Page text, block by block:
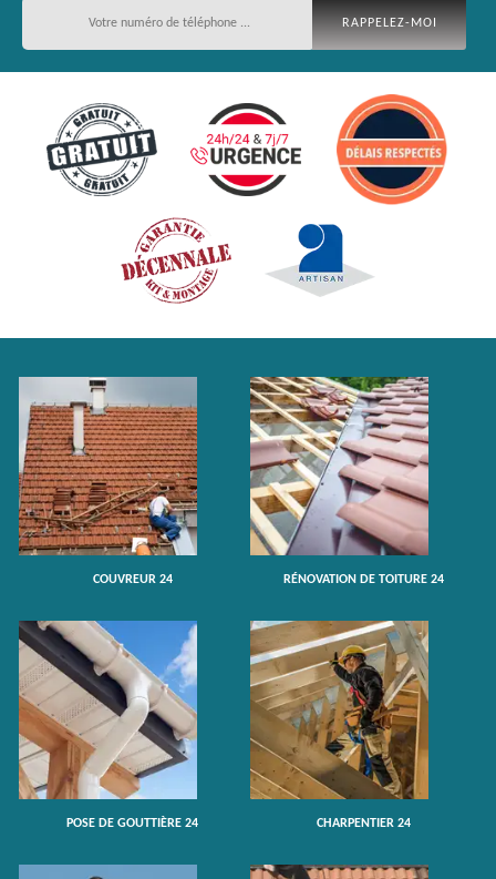
COUVREUR 24 RÉNOVATION DE TOITURE 24
POSE DE GOUTTIÈRE 24 CHARPENTIER 24